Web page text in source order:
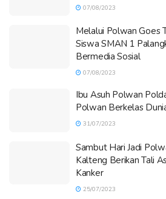
07/08/2023
Melalui Polwan Goes
Siswa SMAN 1
Bermedia Sosial
07/08/2023
Ibu Asuh Polwan
Polwan Berkelas
31/07/2023
Sambut Hari Jadi
Kalteng Berikan Tali
Kanker
25/07/2023